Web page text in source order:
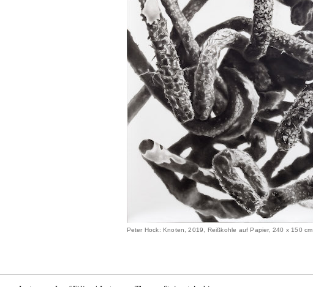
Peter Hock: Knoten, 2019, Reißkohle auf Papier, 240 x 150 cm